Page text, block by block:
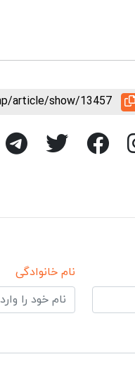
article/show/13457
نام خانوادگی